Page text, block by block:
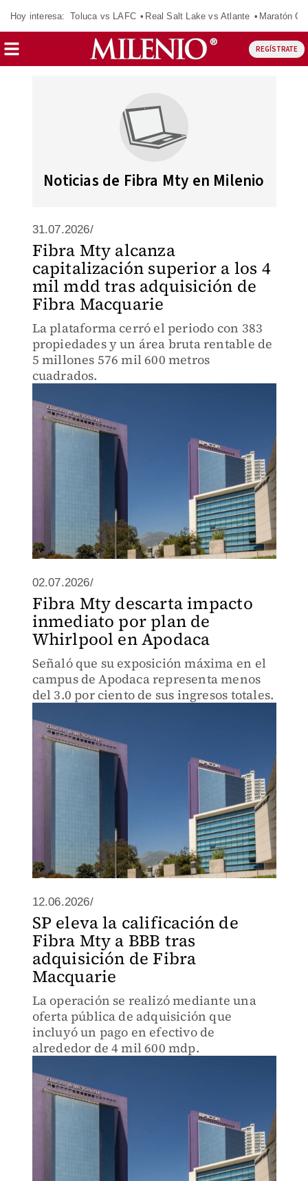
Hoy interesa: Toluca vs LAFC Real Salt Lake vs Atlante Maratón
REGÍSTRATE
Noticias de Fibra Mty en Milenio
31.07.2026/
Fibra Mty alcanza
capitalización superior a los 4
mil mdd tras adquisición de
Fibra Macquarie
La plataforma cerró el periodo con 383
propiedades y un área bruta rentable de
5 millones 576 mil 600 metros
cuadrados.
02.07.2026/
Fibra Mty descarta impacto
inmediato por plan de
Whirlpool en Apodaca
Señaló que su exposición máxima en el
campus de Apodaca representa menos
del 3.0 por ciento de sus ingresos totales.
12.06.2026/
SP eleva la calificación de
Fibra Mty a BBB tras
adquisición de Fibra
Macquarie
La operación se realizó mediante una
oferta pública de adquisición que
incluyó un pago en efectivo de
alrededor de 4 mil 600 mdp.